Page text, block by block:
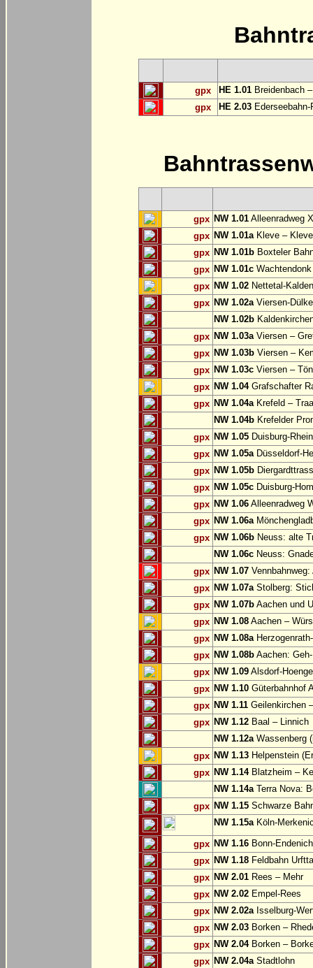
gpx HE 1.01 Breidenbach
gpx
HE 2.03
gpx NW 1.01 Alleenradweg
gpx NW 1.01aKleve –
gpx NW 1.01b Boxteler
gpx NW 1.01c Wachtendonk
gpx NW 1.02 Nettetal-
gpx NW 1.02aViersen-
NW 1.02b
gpx NW 1.03aViersen –
gpx NW 1.03b Viersen –
gpx NW 1.03c Viersen –
gpx NW 1.04Grafschafter
gpx NW 1.04aKrefeld –
NW 1.04b Krefelder
gpx NW 1.05 Duisburg-
gpx NW 1.05aDüsseldorf-
gpx NW 1.05b
gpx NW 1.05c Duisburg-
gpx NW 1.06 Alleenradweg
gpx NW 1.06a
gpx NW 1.06b Neuss: alte
NW 1.06c Neuss:
gpx NW 1.07
gpx NW 1.07aStolberg:
gpx NW 1.07b Aachen und
gpx NW 1.08 Aachen –
gpx NW 1.08a
gpx NW 1.08b Aachen:
gpx NW 1.09 Alsdorf-
gpx NW 1.10 Güterbahnhof
gpx NW 1.11 Geilenkirchen
gpx NW 1.12 Baal – Linnich
NW 1.12aWassenberg
gpx NW 1.13 Helpenstein
gpx NW 1.14Blatzheim –
NW 1.14aTerra Nova:
gpx NW 1.15 Schwarze
NW 1.15aKöln-
gpx NW 1.16 Bonn-
gpx NW 1.18 Feldbahn
gpx NW 2.01 Rees – Mehr
gpx NW 2.02 Empel-Rees
gpx NW 2.02aIsselburg-
gpx NW 2.03 Borken –
gpx NW 2.04Borken –
gpx NW 2.04aStadtlohn